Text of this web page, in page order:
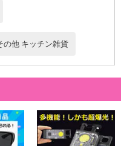
の他 キッチン雑貨